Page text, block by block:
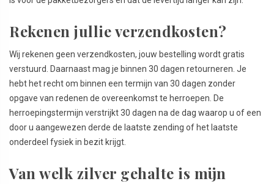
Rekenen jullie verzendkosten?
Wij rekenen geen verzendkosten, jouw bestelling wordt gratis
verstuurd. Daarnaast mag je binnen 30 dagen retourneren. Je
hebt het recht om binnen een termijn van 30 dagen zonder
opgave van redenen de overeenkomst te herroepen. De
herroepingstermijn verstrijkt 30 dagen na de dag waarop u of een
door u aangewezen derde de laatste zending of het laatste
onderdeel fysiek in bezit krijgt.
Van welk zilver gehalte is mijn